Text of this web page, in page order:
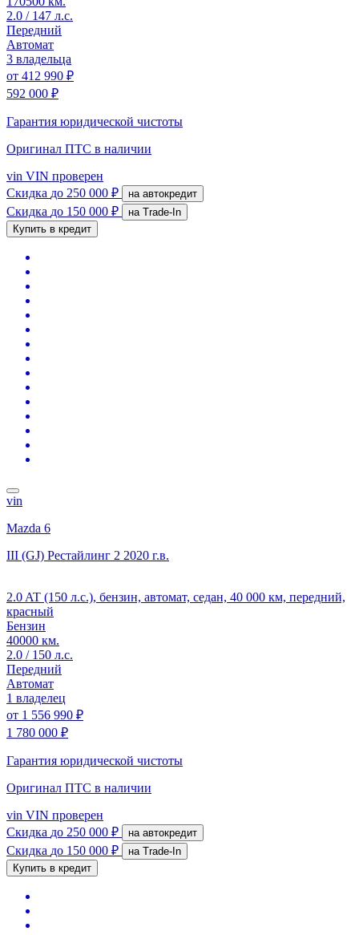
2.0 / 147 л.с.
Передний
Автомат
3 владельца
от 412 990 ₽
592 000 ₽
Гарантия юридической чистоты
Оригинал ПТС в наличии
vin VIN проверен
Скидка до 250 000 ₽ на автокредит
Скидка до 150 000 ₽
на Trade-In
Купить в кредит
vin
Mazda 6
III (GJ) Рестайлинг 2 2020 г.в.
2.0 AT (150 л.с.), бензин, автомат, седан, 40 000 км, передний,
красный
Бензин
40000 км.
2.0 / 150 л.с.
Передний
Автомат
1 владелец
от 1 556 990 ₽
1 780 000 ₽
Гарантия юридической чистоты
Оригинал ПТС в наличии
vin VIN проверен
Скидка до 250 000 ₽ на автокредит
Скидка до 150 000 ₽
на Trade-In
Купить в кредит